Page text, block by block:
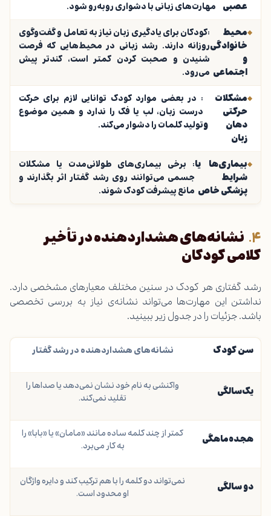
عصبی
مهارت‌های زبانی با دشواری روبه‌رو شود.
محیط
خانوادگی
و
اجتماعی
:کودکان برای یادگیری زبان نیاز به تعامل و گفت‌وگوی
روزانه دارند. رشد زبانی در محیط‌هایی که فرصت
شنیدن و صحبت کردن کمتر است، کندتر پیش
می‌رود.
مشکلات
حرکتی
دهان و
زبان
: در بعضی موارد کودک توانایی لازم برای حرکت
درست زبان، لب یا فک را ندارد و همین موضوع
تولید کلمات را دشوار می‌کند.
بیماری‌ها یا
شرایط
پزشکی خاص
: برخی بیماری‌های طولانی‌مدت یا مشکلات
جسمی می‌توانند روی رشد گفتار اثر بگذارند و
مانع پیشرفت کودک شوند.
نشانه‌های هشداردهنده در تأخیر
کلامی کودکان
رشد گفتاری هر کودک در سنین مختلف معیارهای مشخصی دارد.
نداشتن این مهارت‌ها می‌تواند نشانه‌ی نیاز به بررسی تخصصی
باشد. جزئیات را در جدول زیر ببینید.
سن کودک نشانه‌های هشداردهنده در رشد گفتار
یک‌سالگی
واکنشی به نام خود نشان نمی‌دهد یا صداها را
تقلید نمی‌کند.
هجده‌ماهگی
کمتر از چند کلمه ساده مانند «مامان» یا «بابا» را
به کار می‌برد.
دو سالگی
نمی‌تواند دو کلمه را با هم ترکیب کند و دایره واژگان
او محدود است.